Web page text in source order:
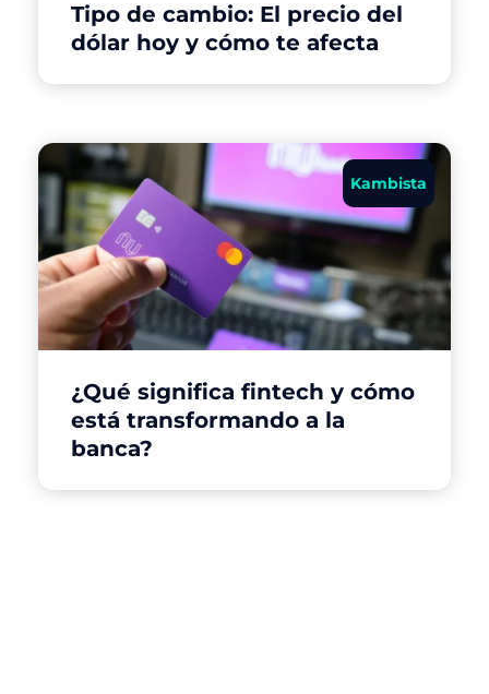
Tipo de cambio: El precio del
dólar hoy y cómo te afecta
Kambista
¿Qué significa fintech y cómo
está transformando a la
banca?